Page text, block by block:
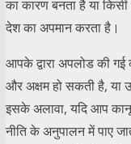
का कारण बनता है या
देश का अपमान करता है।
आपके द्वारा अपलोड की गई
और अक्षम हो सकती है, या
इसके अलावा, यदि आप
नीति के अनुपालन में पाए